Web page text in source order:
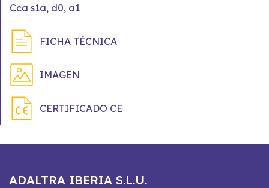
Cca s1a, d0, a1
FICHA TÉCNICA
IMAGEN
CERTIFICADO CE
ADALTRA IBERIA S.L.U.